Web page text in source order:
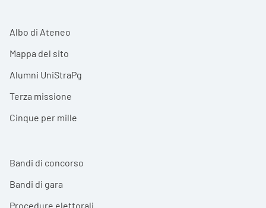
Albo di Ateneo
Mappa del sito
Alumni UniStraPg
Terza missione
Cinque per mille
Bandi di concorso
Bandi di gara
Procedure elettorali